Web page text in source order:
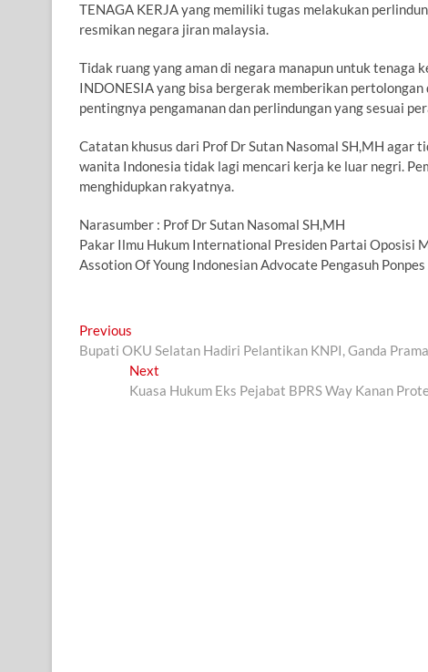
TENAGA KERJA yang memiliki tugas melakukan
resmikan negara jiran malaysia.
Tidak ruang yang aman di negara manapun untuk tenaga
INDONESIA yang bisa bergerak memberikan
pentingnya pengamanan dan perlindungan yang sesuai
Catatan khusus dari Prof Dr Sutan Nasomal SH,MH agar
wanita Indonesia tidak lagi mencari kerja ke luar negri.
menghidupkan rakyatnya.
Narasumber : Prof Dr Sutan Nasomal SH,MH
Pakar Ilmu Hukum International Presiden Partai Oposisi
Assotion Of Young Indonesian Advocate Pengasuh Ponpes
Navigasi
pos
Previous
post:
Bupati OKU Selatan Hadiri Pelantikan KNPI, Ganda
Next
post:
Kuasa Hukum Eks Pejabat BPRS Way Kanan